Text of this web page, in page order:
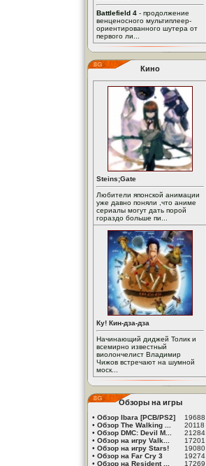
Battlefield 4 - продолжение
венценосного мультиплеер-
ориентированного шутера от
первого ли...
Кино
Steins;Gate
Любители японской анимации
уже давно поняли ,что аниме
сериалы могут дать порой
гораздо больше пи...
Ку! Кин-дза-дза
Начинающий диджей Толик и
всемирно известный
виолончелист Владимир
Чижов встречают на шумной
моск...
Обзоры на игры
• Обзор Ibara [PCB/PS2]
19688
• Обзор The Walking ...
20118
• Обзор DMC: Devil M...
21284
• Обзор на игру Valk...
17201
• Обзор на игру Stars!
19080
• Обзор на Far Cry 3
19274
• Обзор на Resident ... 17269